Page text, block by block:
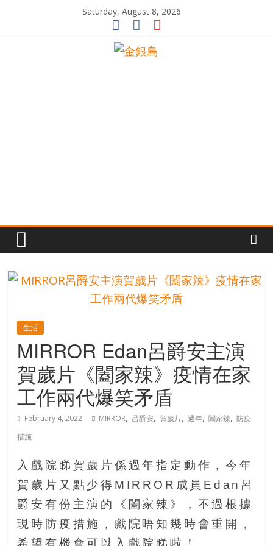
Saturday, August 8, 2026
命
的
寶
藏
金
銀
共
共
創
人
下
生活
MIRROR Edan呂爵安主演
賀歲片《闔家辣》疫情在家
工作兩代爆笑矛盾
February 4, 2022 MIRROR, 呂爵安, 賀歲片, 過年,闔家辣,防疫
措施
入戲院睇賀歲片係過年指定動作，今年
賀歲片又點少得MIRROR成員Edan呂
爵安有份主演的《闔家辣》，不過根據
現時防疫措施，戲院唔知幾時會重開，
希望有機會可以入戲院睇啦！